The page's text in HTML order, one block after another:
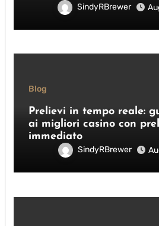
SindyRBrewer
Blog
Prelievi in tempo reale:
ai migliori casino con
immediato
SindyRBrewer